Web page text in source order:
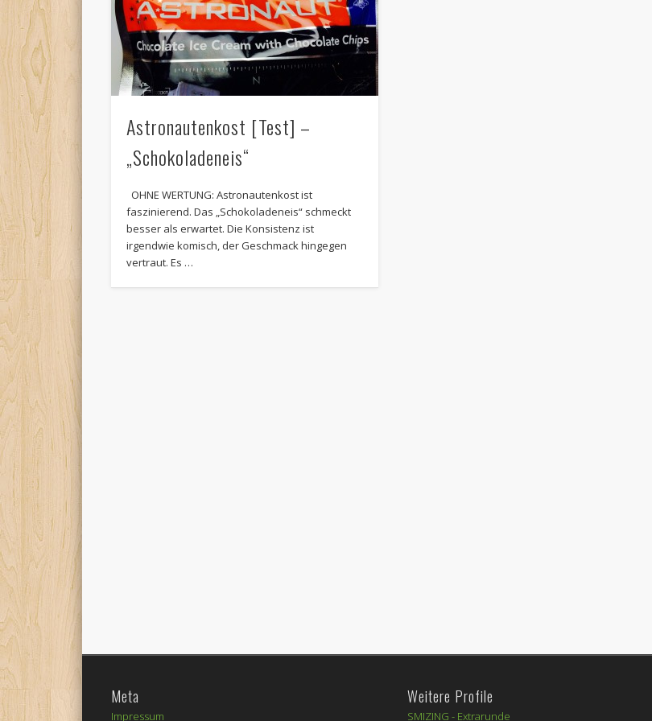
Astronautenkost [Test] –
„Schokoladeneis“
OHNE WERTUNG: Astronautenkost ist
faszinierend. Das „Schokoladeneis“ schmeckt
besser als erwartet. Die Konsistenz ist
irgendwie komisch, der Geschmack hingegen
vertraut. Es …
Meta
Impressum
Weitere Profile
SMIZING - Extrarunde